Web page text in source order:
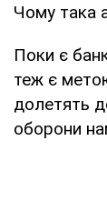
Чому така
Поки є
теж є
долетять
оборони